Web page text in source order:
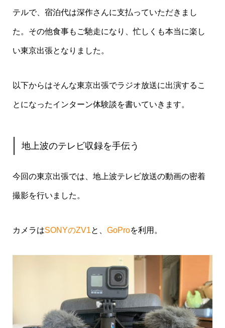
テルで、宿泊代は深作さんに支払っていただきまし
た。その他食事もご馳走になり、忙しくも本当に楽し
い東京出張となりました。
以下からはそんな東京出張でラジオ放送に出演するこ
とになったインターン体験談を書いていきます。
地上波のテレビ収録を手伝う
今回の東京出張では、地上波テレビ放送の動画の密着
撮影を行いました。
カメラはSONYのZV1と、 GoProを利用。